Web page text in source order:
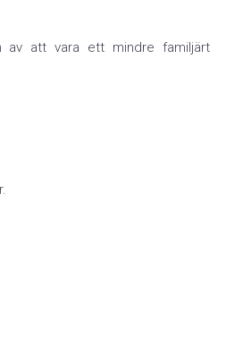
av att vara ett mindre familjärt